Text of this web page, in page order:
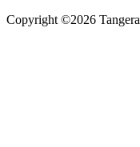
Copyright ©2026